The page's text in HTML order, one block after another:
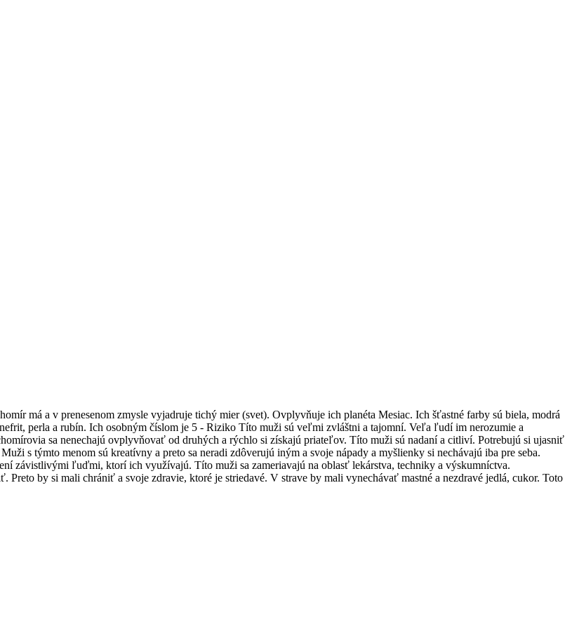
má a v prenesenom zmysle vyjadruje tichý mier (svet). Ovplyvňuje ich planéta Mesiac. Ich šťastné farby sú biela, modrá
perla a rubín. Ich osobným číslom je 5 - Riziko Títo muži sú veľmi zvláštni a tajomní. Veľa ľudí im nerozumie a
sa nenechajú ovplyvňovať od druhých a rýchlo si získajú priateľov. Títo muži sú nadaní a citliví. Potrebujú si ujasniť
s týmto menom sú kreatívny a preto sa neradi zdôverujú iným a svoje nápady a myšlienky si nechávajú iba pre seba.
závistlivými ľuďmi, ktorí ich využívajú. Títo muži sa zameriavajú na oblasť lekárstva, techniky a výskumníctva.
by si mali chrániť a svoje zdravie, ktoré je striedavé. V strave by mali vynechávať mastné a nezdravé jedlá, cukor. Toto